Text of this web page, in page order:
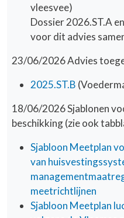
vleesvee)
Dossier 2026.ST.A
voor dit advies
23/06/2026 Advies
2025.ST.B
18/06/2026 Sjablonen
beschikking (zie ook
Sjabloon Meetplan
van
meetrichtlijnen
Sjabloon Meetplan